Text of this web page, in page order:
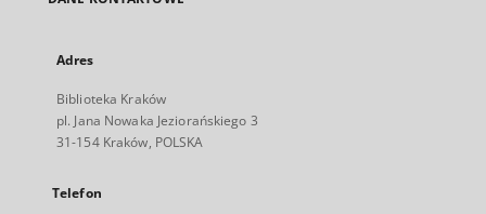
Adres
Biblioteka Kraków
pl. Jana Nowaka Jeziorańskiego 3
31-154 Kraków, POLSKA
Telefon